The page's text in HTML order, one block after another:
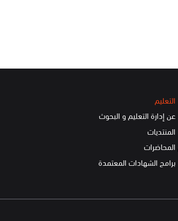
التعليم
عن إدارة التعليم و البحوث
المنتديات
المحاضرات
برامج الشهادات المعتمدة